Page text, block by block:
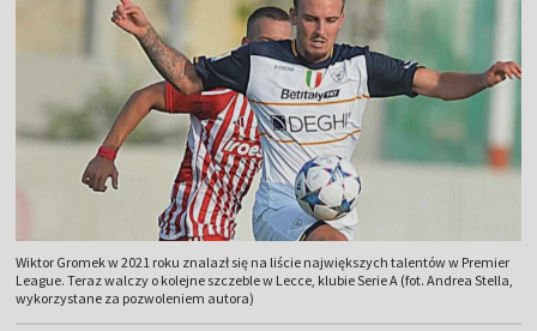
Wiktor Gromek w 2021 roku znalazł się na liście największych talentów w Premier
League. Teraz walczy o kolejne szczeble w Lecce, klubie Serie A (fot. Andrea Stella,
wykorzystane za pozwoleniem autora)